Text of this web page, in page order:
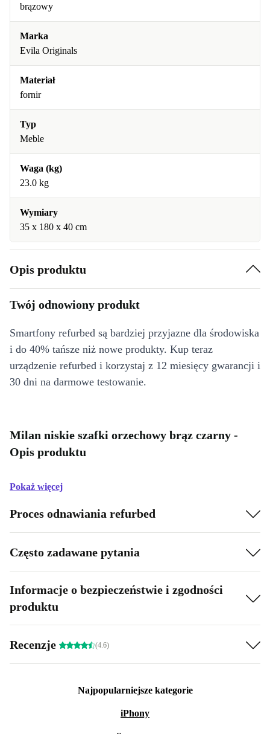
brązowy
Marka
Evila Originals
Materiał
fornir
Typ
Meble
Waga (kg)
23.0 kg
Wymiary
35 x 180 x 40 cm
Opis produktu
Twój odnowiony produkt
Smartfony refurbed są bardziej przyjazne dla środowiska
i do 40% tańsze niż nowe produkty. Kup teraz
urządzenie refurbed i korzystaj z 12 miesięcy gwarancji i
30 dni na darmowe testowanie.
Milan niskie szafki orzechowy brąz czarny -
Opis produktu
Pokaż więcej
Proces odnawiania refurbed
Często zadawane pytania
Informacje o bezpieczeństwie i zgodności
produktu
Recenzje (4.6)
Najpopularniejsze kategorie
iPhony